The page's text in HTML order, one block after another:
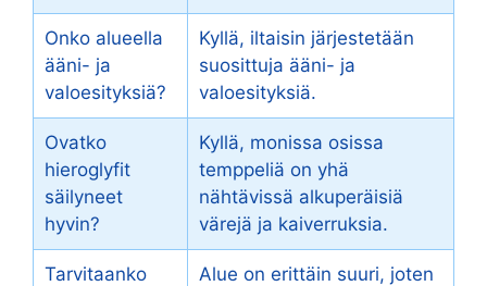
Onko alueella
ääni- ja
valoesityksiä?
Kyllä, iltaisin järjestetään
suosittuja ääni- ja
valoesityksiä.
Ovatko
hieroglyfit
säilyneet
hyvin?
Kyllä, monissa osissa
temppeliä on yhä
nähtävissä alkuperäisiä
värejä ja kaiverruksia.
Tarvitaanko
Alue on erittäin suuri, joten